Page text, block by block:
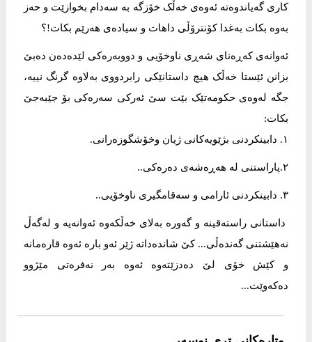
کاری گەیاندوەتە ئەوەی خەڵک خۆزگە بە سەدام بخوازێت و حەز
بەوە بکات بەغدا کۆنترۆڵی داهات و سیادەی هەرێم بکات!؟
ئەوانەی کەڕەنای شەڕی ناوخۆیی و دووبەرەکی لێدەدەن دەبێ
بزانن ئێستا خەڵک هیچ داستانێکی رابردووی بەلاوە گرنگ نییە،
جگە لەوەی حکومەتێک بێت سێ ئەرکی سەرەکی بۆ جێبەجێ
بکات:
١. دابینکردنی بژێویەکانی ژیان وخۆشگوزەرانی.
٢.پاراستنی لە هەڕەشەی دەرەکی..
٣. دابینکردنی ئارامی و سەقامگیری ناوخۆیی..
داستانی راستەقینە و گەورە بەلای خەڵکەوە ئەوانەیە و لەگەڵ
نەهێشتنی گەندەڵی... کێ شاندەداتە ژێر ئەو بارە ئەوە قارەمانە
و کێش خۆی لێ دەدزێتەوە ئەوە بەر نەفرەتی مێژوو
دەکەوێت...